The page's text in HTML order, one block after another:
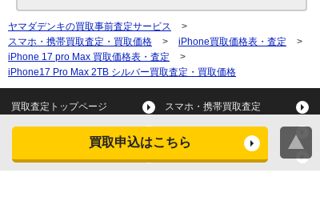
買取申込はこちら
ヤマダデンキの買取事前査定サービス
>
スマホ・携帯買取査定・買取価格
> iPhone買取価格表・査定
>
iPhone 17 pro Max 買取価格表・査定
>
iPhone17 Pro Max 2TB シルバー買取査定・買取価格
買取査定トップページ スマホ・携帯買取査定
タブレット買取査定
スマートウォッチ買取査定